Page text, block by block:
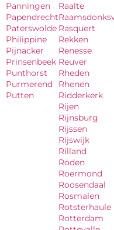
Panningen
Papendrecht
Paterswolde
Philippine
Pijnacker
Prinsenbeek
Punthorst
Purmerend
Putten
Raalte
Rasquert
Rekken
Renesse
Reuver
Rheden
Rhenen
Ridderkerk
Rijen
Rijnsburg
Rijssen
Rijswijk
Rilland
Roden
Roermond
Roosendaal
Rosmalen
Rotsterhaule
Rotterdam